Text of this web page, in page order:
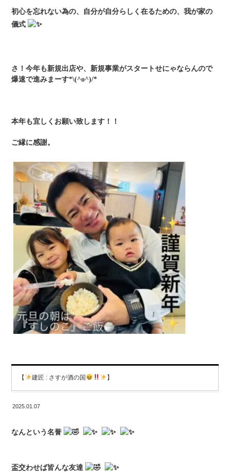
初心を忘れない為の、自分が自分らしく在るための、我が家の
儀式
さ！今年も新規出店や、新規事業がスタートせにゃならんので
爆速で進みまーす*\(^o^)/*
本年も宜しくお願い致します！！
ご縁に感謝。
【 建匠 : さすが酒の国 】
2025.01.07
なんという名誉
盃交わせば皆んな友達